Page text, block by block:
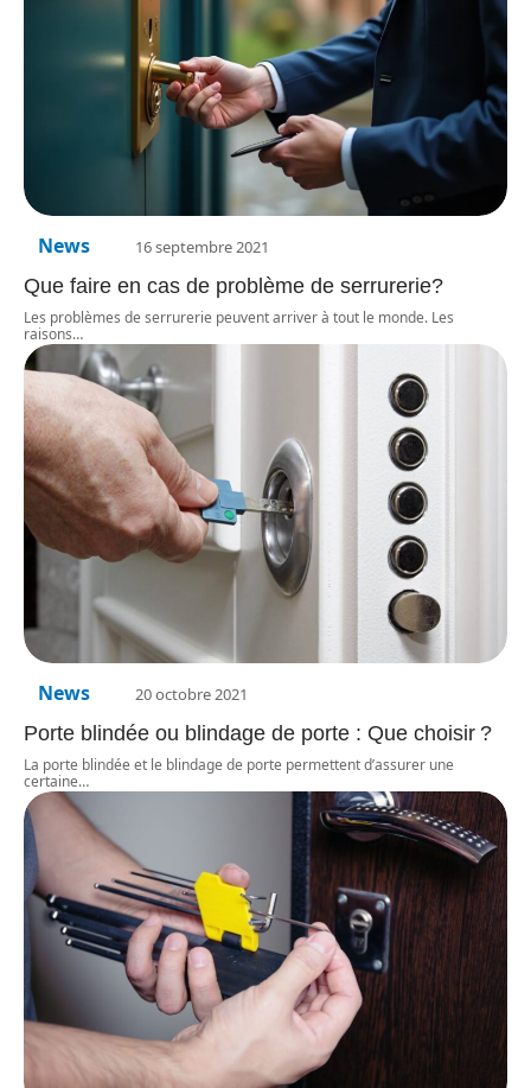
News 16 septembre 2021
Que faire en cas de problème de serrurerie?
Les problèmes de serrurerie peuvent arriver à tout le monde. Les
raisons…
News 20 octobre 2021
Porte blindée ou blindage de porte : Que choisir ?
La porte blindée et le blindage de porte permettent d’assurer une
certaine…